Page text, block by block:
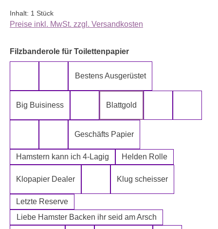
Inhalt: 1 Stück
Preise inkl. MwSt. zzgl. Versandkosten
Filzbanderole für Toilettenpapierauswählen
5-Lagig ich kann´s mir leisten
Alter spielt keine Rolle
Bestens Ausgerüstet
Big Buisiness
Bitte bleiben sie während der
Blattgold
Fugen Reiniger
Fürn Arsch
Geschäfts Papier
Hamstern kann ich 4-Lagig Helden Rolle
Klopapier Dealer
Klopapier Mafia
Klug scheisser
Letzte Reserve
Liebe Hamster Backen ihr seid am Arsch